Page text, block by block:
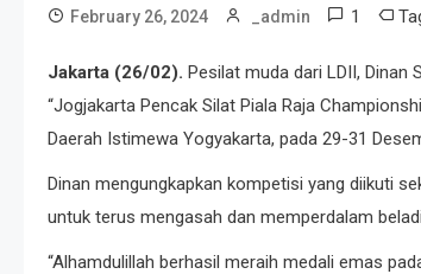
February 26, 2024 _admin 1
Jakarta (26/02). Pesilat muda dari LDII,
“Jogjakarta Pencak Silat Piala Raja
Daerah Istimewa Yogyakarta, pada 29-31
Dinan mengungkapkan kompetisi yang diikuti
untuk terus mengasah dan memperdalam
“Alhamdulillah berhasil meraih medali emas